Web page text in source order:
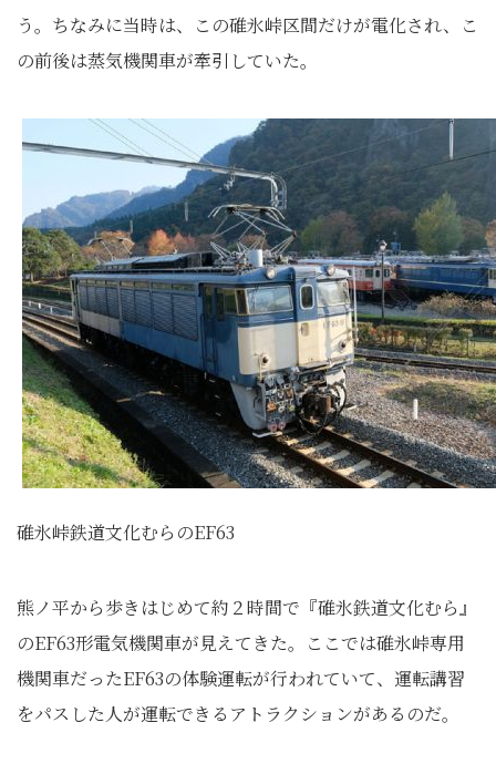
う。ちなみに当時は、この碓氷峠区間だけが電化され、こ
の前後は蒸気機関車が牽引していた。
碓氷峠鉄道文化むらのEF63
熊ノ平から歩きはじめて約２時間で『碓氷鉄道文化むら』
のEF63形電気機関車が見えてきた。ここでは碓氷峠専用
機関車だったEF63の体験運転が行われていて、運転講習
をパスした人が運転できるアトラクションがあるのだ。